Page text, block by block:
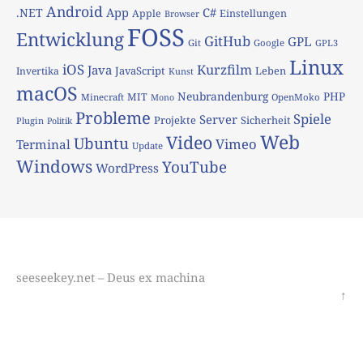
.NET Android App Apple Browser C# Einstellungen
EntwicklungFOSS Git GitHub Google GPL GPL3
Invertika iOS Java JavaScript Kunst Kurzfilm Leben Linux
macOS Minecraft MIT Mono Neubrandenburg OpenMoko PHP
Plugin Politik Probleme Projekte Server Sicherheit Spiele
TerminalUbuntu Update VideoVimeo Web
Windows WordPress YouTube
seeseekey.net – Deus ex machina
↑